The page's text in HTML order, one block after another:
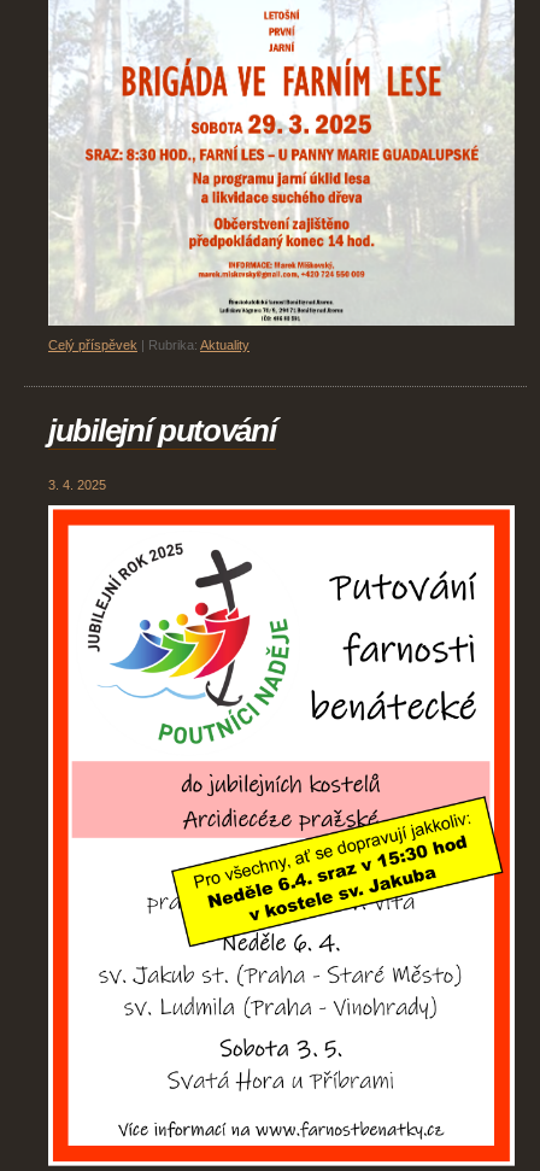
Celý příspěvek Rubrika: Aktuality
jubilejní putování
3. 4. 2025